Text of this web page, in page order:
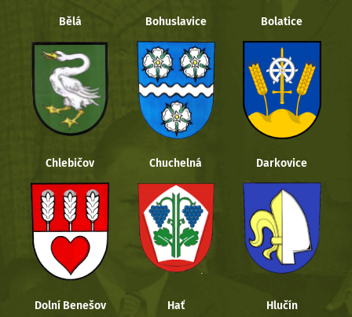
Bělá Bohuslavice Bolatice
Chlebičov Chuchelná Darkovice
Dolní Benešov Hať Hlučín